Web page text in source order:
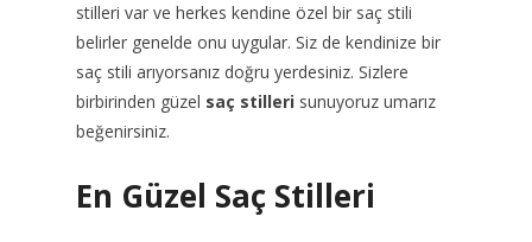
stilleri var ve herkes kendine özel bir saç stili
belirler genelde onu uygular. Siz de kendinize bir
saç stili arıyorsanız doğru yerdesiniz. Sizlere
birbirinden güzel saç stilleri sunuyoruz umarız
beğenirsiniz.
En Güzel Saç Stilleri